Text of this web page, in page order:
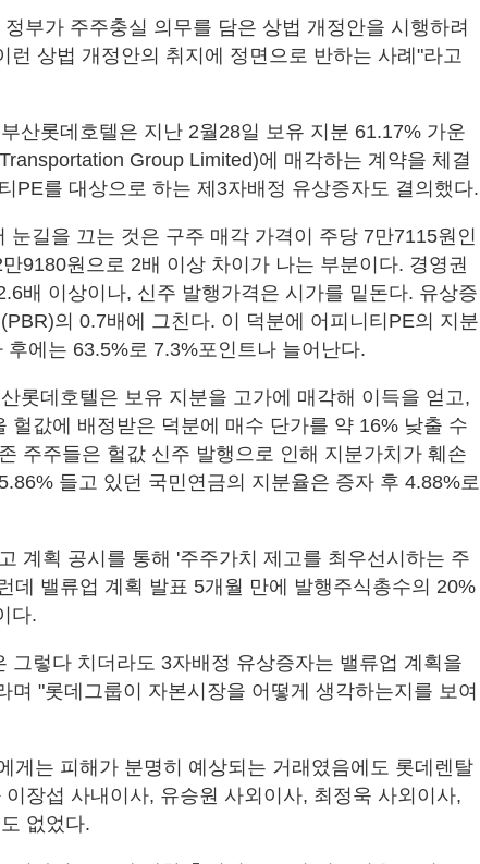
부가 주주충실 의무를 담은 상법 개정안을 시행하려
런 상법 개정안의 취지에 정면으로 반하는 사례"라고
산롯데호텔은 지난 2월28일 보유 지분 61.17% 가운
Group Limited)에 매각하는 계약을 체결
PE를 대상으로 하는 제3자배정 유상증자도 결의했다.
눈길을 끄는 것은 구주 매각 가격이 주당 7만7115원인
9180원으로 2배 이상 차이가 나는 부분이다. 경영권
배 이상이나, 신주 발행가격은 시가를 밑돈다. 유상증
의 0.7배에 그친다. 이 덕분에 어피니티PE의 지분
에는 63.5%로 7.3%포인트나 늘어난다.
롯데호텔은 보유 지분을 고가에 매각해 이득을 얻고,
헐값에 배정받은 덕분에 매수 단가를 약 16% 낮출 수
주주들은 헐값 신주 발행으로 인해 지분가치가 훼손
들고 있던 국민연금의 지분율은 증자 후 4.88%로
계획 공시를 통해 '주주가치 제고를 최우선시하는 주
데 밸류업 계획 발표 5개월 만에 발행주식총수의 20%
다.
그렇다 치더라도 3자배정 유상증자는 밸류업 계획을
며 "롯데그룹이 자본시장을 어떻게 생각하는지를 보여
게는 피해가 분명히 예상되는 거래였음에도 롯데렌탈
장섭 사내이사, 유승원 사외이사, 최정욱 사외이사,
없었다.